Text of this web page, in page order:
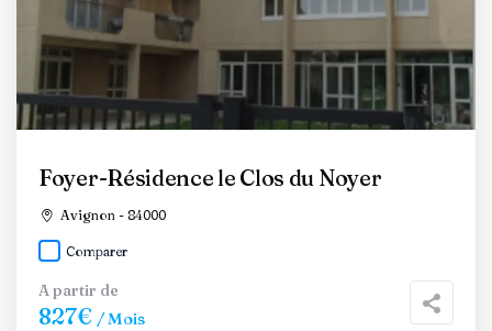
Foyer-Résidence le Clos du Noyer
Avignon - 84000
Comparer
A partir de
827€ / Mois